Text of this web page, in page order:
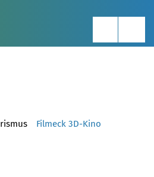
Filmeck 3D-Kino